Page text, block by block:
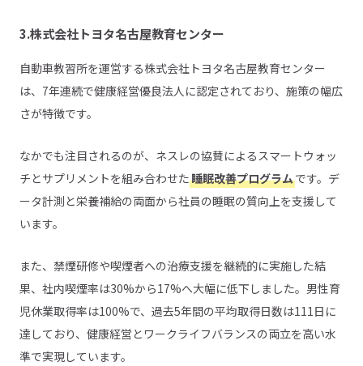
3.株式会社トヨタ名古屋教育センター
自動車教習所を運営する株式会社トヨタ名古屋教育センター
は、7年連続で健康経営優良法人に認定されており、施策の幅広
さが特徴です。
なかでも注目されるのが、ネスレの協賛によるスマートウォッ
チとサプリメントを組み合わせた睡眠改善プログラムです。デ
ータ計測と栄養補給の両面から社員の睡眠の質向上を支援して
います。
また、禁煙研修や喫煙者への治療支援を継続的に実施した結
果、社内喫煙率は30%から17%へ大幅に低下しました。男性育
児休業取得率は100%で、過去5年間の平均取得日数は111日に
達しており、健康経営とワークライフバランスの両立を高い水
準で実現しています。